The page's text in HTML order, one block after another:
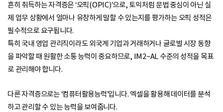
흔히 취득하는 자격증은 ‘오픽(OPIC)’으로, 토익처럼 문법 중심이 아닌 실
제 업무 상황에서 얼마나 유창하게 말할 수 있는지를 평가하는 오픽 성적은
필수적으로 요구됩니다.
특히 국내 영업 관리직이라도 외국계 기업과 거래하거나 글로벌 시장 동향
을 파악할 때 원활한 소통 능력이 중요하므로, IM2~AL 수준의 성적을 목표
로 관리해야 합니다.
다른 자격증으로는 ‘컴퓨터활용능력’입니다. 엑셀을 활용해 데이터를 분석
하고 관리할 수 있는 능력을 보여줍니다.